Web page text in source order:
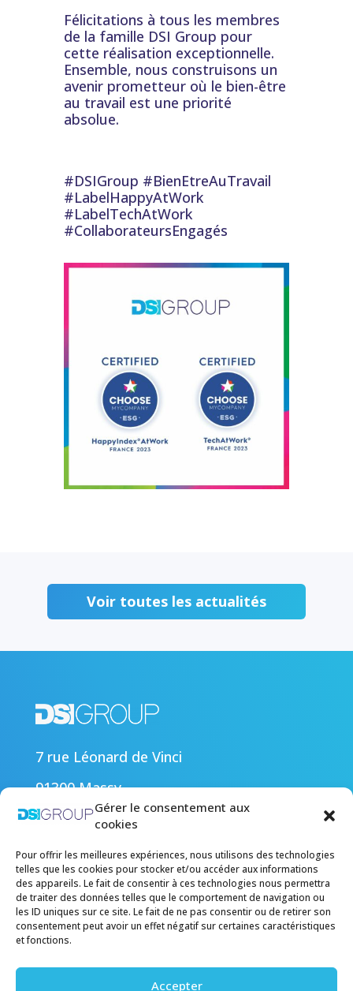
Gérer le consentement aux
cookies
Pour offrir les meilleures expériences, nous utilisons des technologies
telles que les cookies pour stocker et/ou accéder aux informations
des appareils. Le fait de consentir à ces technologies nous permettra
de traiter des données telles que le comportement de navigation ou
les ID uniques sur ce site. Le fait de ne pas consentir ou de retirer son
consentement peut avoir un effet négatif sur certaines caractéristiques
et fonctions.
Accepter
Félicitations à tous les membres
de la famille DSI Group pour
cette réalisation exceptionnelle.
Ensemble, nous construisons un
avenir prometteur où le bien-être
au travail est une priorité
absolue.
#DSIGroup #BienEtreAuTravail
#LabelHappyAtWork
#LabelTechAtWork
#CollaborateursEngagés
Voir toutes les actualités
7 rue Léonard de Vinci
91300 Massy
Nos références
Nos actualités
Carrière
Nous contacter